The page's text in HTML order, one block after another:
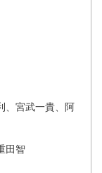
、宮武一貴、阿
田智